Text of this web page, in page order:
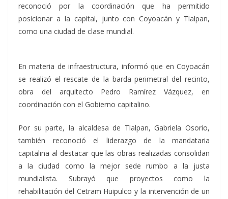
reconoció por la coordinación que ha permitido
posicionar a la capital, junto con Coyoacán y Tlalpan,
como una ciudad de clase mundial.
En materia de infraestructura, informó que en Coyoacán
se realizó el rescate de la barda perimetral del recinto,
obra del arquitecto Pedro Ramírez Vázquez, en
coordinación con el Gobierno capitalino.
Por su parte, la alcaldesa de Tlalpan, Gabriela Osorio,
también reconoció el liderazgo de la mandataria
capitalina al destacar que las obras realizadas consolidan
a la ciudad como la mejor sede rumbo a la justa
mundialista. Subrayó que proyectos como la
rehabilitación del Cetram Huipulco y la intervención de un